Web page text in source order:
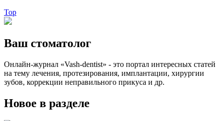
Top
Ваш стоматолог
Онлайн-журнал «Vash-dentist» - это портал интересных статей
на тему лечения, протезирования, имплантации, хирургии
зубов, коррекции неправильного прикуса и др.
Новое в разделе